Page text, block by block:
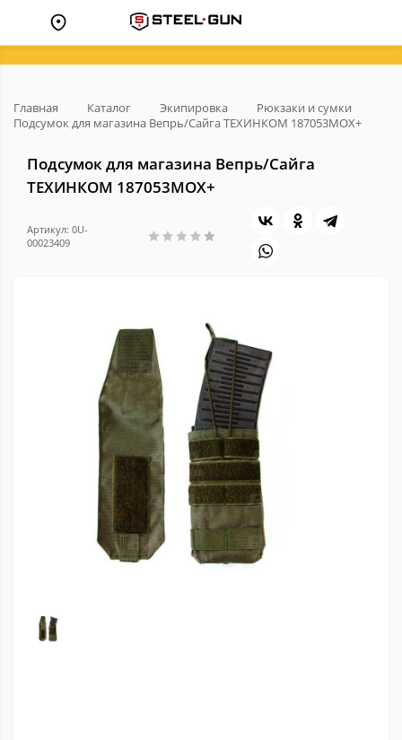
Главная Каталог Экипировка
Рюкзаки и сумки
Подсумок для магазина Вепрь/Сайга ТЕХИНКОМ 187053МОХ+
Подсумок для магазина Вепрь/Сайга
ТЕХИНКОМ 187053МОХ+
Артикул: 0U-
00023409